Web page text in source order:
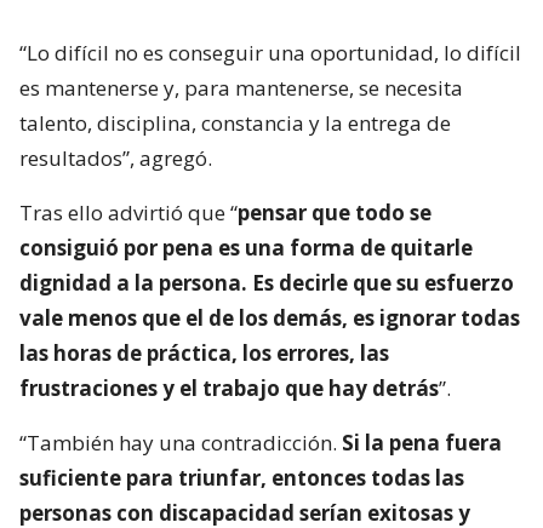
“Lo difícil no es conseguir una oportunidad, lo difícil
es mantenerse y, para mantenerse, se necesita
talento, disciplina, constancia y la entrega de
resultados”, agregó.
Tras ello advirtió que “pensar que todo se
consiguió por pena es una forma de quitarle
dignidad a la persona. Es decirle que su esfuerzo
vale menos que el de los demás, es ignorar todas
las horas de práctica, los errores, las
frustraciones y el trabajo que hay detrás”.
“También hay una contradicción. Si la pena fuera
suficiente para triunfar, entonces todas las
personas con discapacidad serían exitosas y